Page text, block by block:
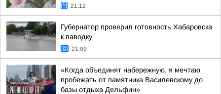
21:12
Губернатор проверил готовность Хабаровска
к паводку
21:09
«Когда объединят набережную, я мечтаю
пробежать от памятника Василевскому до
базы отдыха Дельфин»